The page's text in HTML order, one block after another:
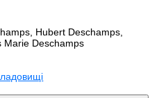
Hubert Deschamps,
Marie Deschamps